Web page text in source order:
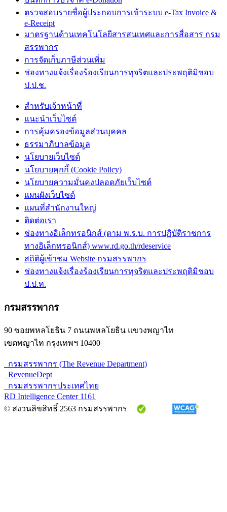
ตรวจสอบรายชื่อผู้ประกอบการเข้าระบบ e-Tax Invoice &
e-Receipt
มาตรฐานด้านเทคโนโลยีสารสนเทศและการสื่อสาร กรม
สรรพากร
การจัดเก็บภาษีส่วนเพิ่ม
ช่องทางแจ้งเรื่องร้องเรียนการทุจริตและประพฤติมิชอบ
ป.ป.ช.
สำหรับเจ้าหน้าที่
แนะนำเว็บไซต์
การคุ้มครองข้อมูลส่วนบุคคล
ธรรมาภิบาลข้อมูล
นโยบายเว็บไซต์
นโยบายคุกกี้ (Cookie Policy)
นโยบายความมั่นคงปลอดภัยเว็บไซต์
แผนผังเว็บไซต์
แผนที่สำนักงานใหญ่
ติดต่อเรา
ช่องทางอิเล็กทรอนิกส์ (ตาม พ.ร.บ. การปฏิบัติราชการ
ทางอิเล็กทรอนิกส์) www.rd.go.th/rdeservice
สถิติผู้เข้าชม Website กรมสรรพากร
ช่องทางแจ้งเรื่องร้องเรียนการทุจริตและประพฤติมิชอบ
ป.ป.ท.
กรมสรรพากร
90 ซอยพหลโยธิน 7 ถนนพหลโยธิน แขวงพญาไท
เขตพญาไท กรุงเทพฯ 10400
กรมสรรพากร (The Revenue Department)
RevenueDept
กรมสรรพากรประเทศไทย
RD Intelligence Center 1161
© สงวนลิขสิทธิ์ 2563 กรมสรรพากร